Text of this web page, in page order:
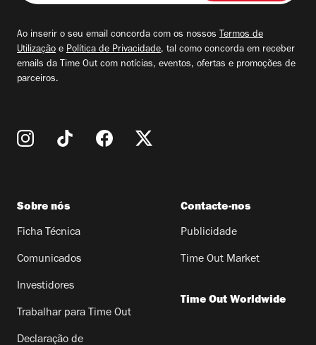
seu
Ao inserir o seu email concorda com os nossos Termos de
Utilização e Política de Privacidade, tal como concorda em receber
emails da Time Out com notícias, eventos, ofertas e promoções de
parceiros.
Sobre nós
Ficha Técnica
Comunicados
Investidores
Trabalhar para Time Out
Declaração de
Contacte-nos
Publicidade
Time Out Market
Time Out Worldwide